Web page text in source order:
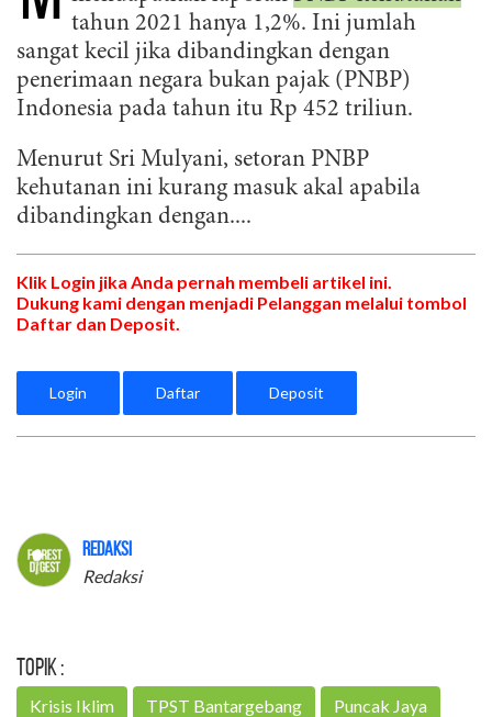
tahun 2021 hanya 1,2%. Ini jumlah
sangat kecil jika dibandingkan dengan
penerimaan negara bukan pajak (PNBP)
Indonesia pada tahun itu Rp 452 triliun.
Menurut Sri Mulyani, setoran PNBP
kehutanan ini kurang masuk akal apabila
dibandingkan dengan....
Klik Login jika Anda pernah membeli artikel ini.
Dukung kami dengan menjadi Pelanggan melalui tombol
Daftar dan Deposit.
Login Daftar Deposit
Redaksi
Redaksi
Topik :
Krisis Iklim TPST Bantargebang Puncak Jaya